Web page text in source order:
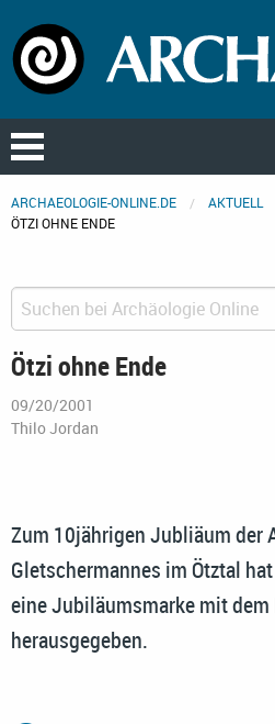
ARCHAEOLOGIE-ONLINE.DE AKTUELL
ÖTZI OHNE ENDE
Ötzi ohne Ende
09/20/2001
Thilo Jordan
Zum 10jährigen Jubliäum der
Gletschermannes im Ötztal
eine Jubiläumsmarke mit
herausgegeben.